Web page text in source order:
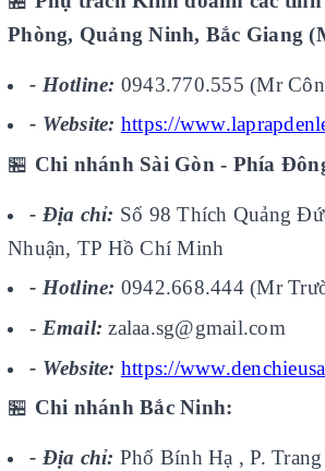
Phòng, Quảng Ninh, Bắc Giang
- Hotline: 0943.770.555 (Mr
- Website: https://
🏪 Chi nhánh Sài Gòn - Phía
- Địa chỉ: Số 98 Thích Quảng
Nhuận, TP Hồ Chí Minh
- Hotline: 0942.668.444 (Mr
- Email: zalaa.sg@gmail.com
- Website: https://
🏪 Chi nhánh Bắc Ninh:
- Địa chỉ: Phố Bính Hạ , P.